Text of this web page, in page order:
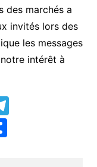
des marchés a
invités lors des
les messages
intérêt à
T
P